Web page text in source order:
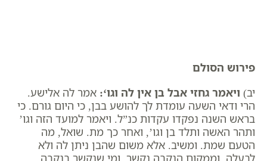
פירוש הסולם
יב) ויאמר גחזי אבל בן אין לה וגו‘: אמר לה אלישע.
הרי ודאי השעה עומדת לך להושע בבן, כי היום גורם. כי ​
בראש השנה נפקדו עקדות כנ”ל. ויאמר למועד הזה וגו’
ותהר האשה ותלד בן וגו’, ואחר כך מת. שואל, מה
הטעם שמת. ומשיב. אלא משום שהבן ניתן לה ולא
לבעלה, וממקום הנקבה נקשר, ומי שנקשר בנקבה,